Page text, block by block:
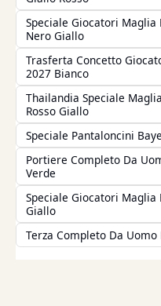
Speciale Giocatori Maglia
Nero Giallo
Trasferta Concetto
2027 Bianco
Thailandia Speciale
Rosso Giallo
Speciale Pantaloncini
Portiere Completo Da
Verde
Speciale Giocatori Maglia
Giallo
Terza Completo Da